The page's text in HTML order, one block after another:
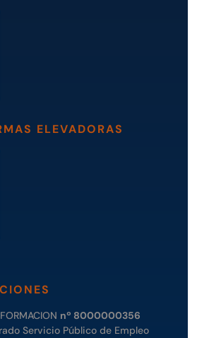
ELEVADORAS
nº 8000000356
Servicio Público de Empleo